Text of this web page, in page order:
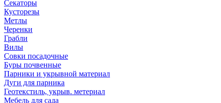
Секаторы
Кусторезы
Метлы
Черенки
Грабли
Вилы
Совки посадочные
Буры почвенные
Парники и укрывной материал
Дуги для парника
Геотекстиль, укрыв. метериал
Мебель для сада